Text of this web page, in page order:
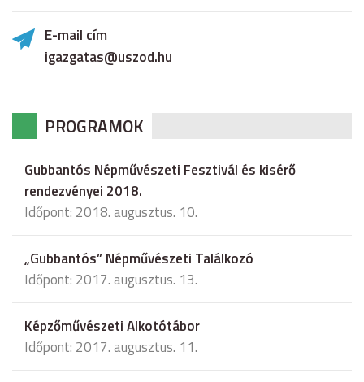
E-mail cím
igazgatas@uszod.hu
PROGRAMOK
Gubbantós Népművészeti Fesztivál és kisérő
rendezvényei 2018.
Időpont: 2018. augusztus. 10.
„Gubbantós” Népművészeti Találkozó
Időpont: 2017. augusztus. 13.
Képzőművészeti Alkotótábor
Időpont: 2017. augusztus. 11.